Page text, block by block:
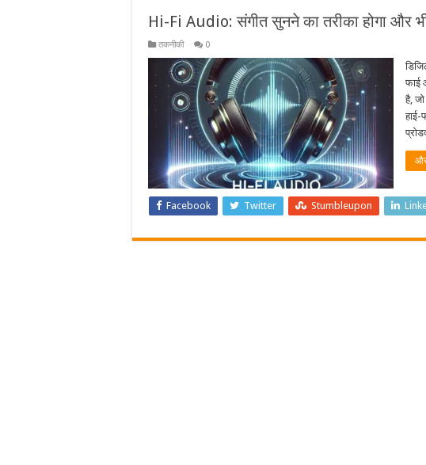
Hi-Fi Audio: संगीत सुनने का तरीका होगा और
तकनीकी 0
फाई
है,
हाई-
Facebook Twitter Stumbleupon